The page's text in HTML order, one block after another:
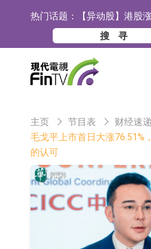
热门话题： 【异动股】港股
业控股
云(02167.HK)涨
宜安科技：湖南
合金项目环境影
石药创新
注射液获美国药
华兰生物：子公
TD550无人机具
千方科技：已形
范阶段
建全球物流供应
航天电器：子公
组及液冷互连产
日韩股市双双收
【异动股】分立
主页 节目表
财经速递
毛戈平上市首日大涨76.51%
的认可